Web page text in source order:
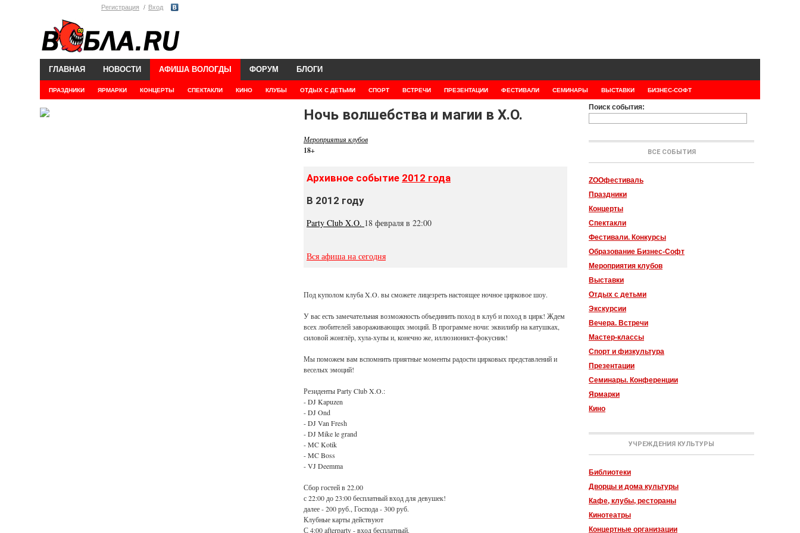
Регистрация Вход
ГЛАВНАЯ НОВОСТИ АФИША ВОЛОГДЫ
ПРАЗДНИКИ ЯРМАРКИ КОНЦЕРТЫ СПЕКТАКЛИ КИНО КЛУБЫ ОТДЫХ С ДЕТЬМИ СПОРТ ВСТРЕЧИ ПРЕЗЕНТАЦИИ ФЕСТИВАЛИ СЕМИНАРЫ ВЫСТАВКИ БИЗНЕС-СОФТ
ФОРУМ БЛОГИ
Ночь волшебства и магии в Х.О.
Мероприятия клубов
18+
Архивное событие 2012 года
В 2012 году
Party Club X.O. 18 февраля в 22:00
Вся афиша на сегодня
Под куполом клуба X.O. вы сможете лицезреть настоящее ночное цирковое шоу.
У вас есть замечательная возможность объединить поход в клуб и поход в цирк! Ждем
всех любителей завораживающих эмоций. В программе ночи: эквилибр на катушках,
силовой жонглёр, хула-хупы и, конечно же, иллюзионист-фокусник!
Мы поможем вам вспомнить приятные моменты радости цирковых представлений и
веселых эмоций!
Резиденты Party Club X.O.:
- DJ Kapuzen
- DJ Ond
- DJ Van Fresh
- DJ Mike le grand
- MC Kotik
- MC Boss
- VJ Deemma
Сбор гостей в 22.00
с 22:00 до 23:00 бесплатный вход для девушек!
далее - 200 руб., Господа - 300 руб.
Клубные карты действуют
С 4:00 afterparty - вход бесплатный.
Поиск события:
ВСЕ СОБЫТИЯ
ZOOфестиваль
Праздники
Концерты
Спектакли
Фестивали. Конкурсы
Образование Бизнес-Софт
Мероприятия клубов
Выставки
Отдых с детьми
Экскурсии
Вечера. Встречи
Мастер-классы
Спорт и физкультура
Презентации
Семинары. Конференции
Ярмарки
Кино
УЧРЕЖДЕНИЯ КУЛЬТУРЫ
Библиотеки
Дворцы и дома культуры
Кафе, клубы, рестораны
Кинотеатры
Концертные организации